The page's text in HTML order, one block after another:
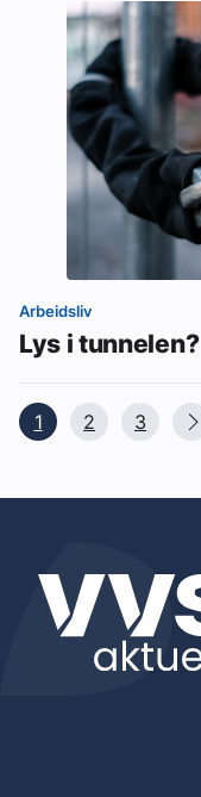
Arbeidsliv
Lys i tunnelen?
1 2 3